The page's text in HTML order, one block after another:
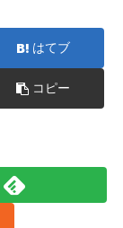
はてブ
コピー